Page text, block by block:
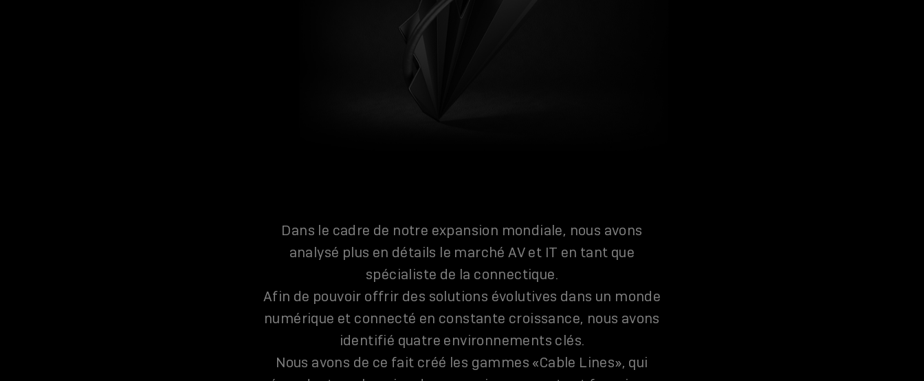
Dans le cadre de notre expansion mondiale, nous avons
analysé plus en détails le marché AV et IT en tant que
spécialiste de la connectique.
Afin de pouvoir offrir des solutions évolutives dans un monde
numérique et connecté en constante croissance, nous avons
identifié quatre environnements clés.
Nous avons de ce fait créé les gammes «Cable Lines», qui